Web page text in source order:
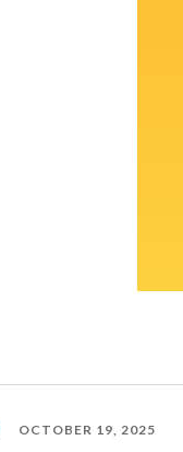
OCTOBER 19, 2025